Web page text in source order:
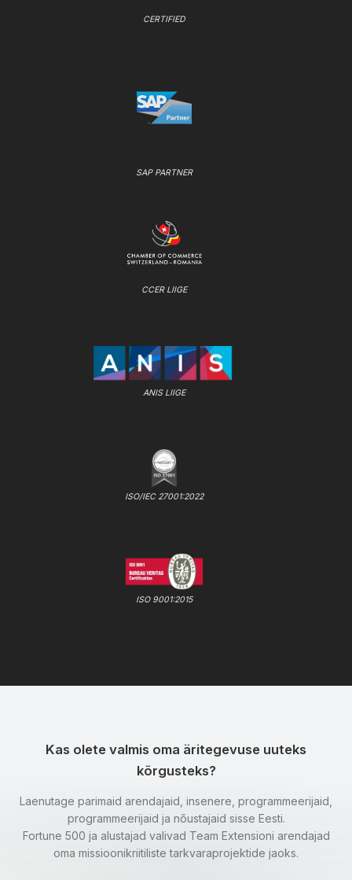
CERTIFIED
SAP PARTNER
CCER LIIGE
ANIS LIIGE
ISO/IEC 27001:2022
ISO 9001:2015
Kas olete valmis oma äritegevuse uuteks
kõrgusteks?
Laenutage parimaid arendajaid, insenere, programmeerijaid,
programmeerijaid ja nõustajaid sisse Eesti.
Fortune 500 ja alustajad valivad Team Extensioni arendajad
oma missioonikriitiliste tarkvaraprojektide jaoks.